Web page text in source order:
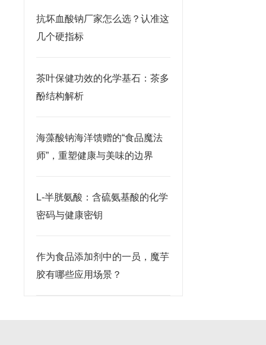
抗坏血酸钠厂家怎么选？认准这
几个硬指标
茶叶保健功效的化学基石：茶多
酚结构解析
海藻酸钠海洋馈赠的“食品魔法
师”，重塑健康与美味的边界
L-半胱氨酸：含硫氨基酸的化学
密码与健康密钥
作为食品添加剂中的一员，魔芋
胶有哪些应用场景？